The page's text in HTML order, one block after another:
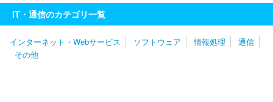
ＣＨ株式会社
株式会社アイシーズ 株式会社ＭＩＸＩ
ＬＩＮＥ
ヤフー株式会社
フリービット株式会社
ェンジホールディングス
アマゾンジャパン株式会社
エキサイト
株式会社
IT・通信のカテゴリ一覧
インターネット・Webサービス ソフトウェア 情報処理
通信
その他